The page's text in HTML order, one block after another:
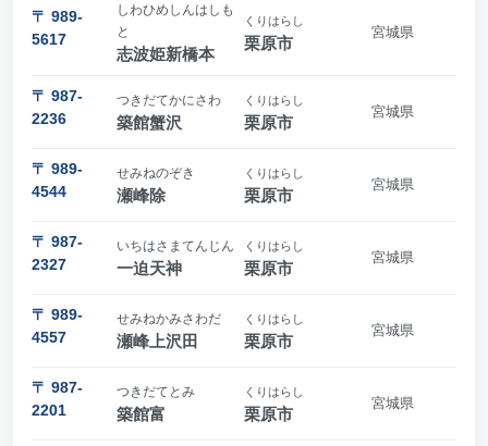
〒 989-
5617
しわひめしんはしも
と
志波姫新橋本
くりはらし
栗原市
宮城県
〒 987-
2236
つきだてかにさわ
築館蟹沢
くりはらし
栗原市
宮城県
〒 989-
4544
せみねのぞき
瀬峰除
くりはらし
栗原市
宮城県
〒 987-
2327
いちはさまてんじん
一迫天神
くりはらし
栗原市
宮城県
〒 989-
4557
せみねかみさわだ
瀬峰上沢田
くりはらし
栗原市
宮城県
〒 987-
2201
つきだてとみ
築館富
くりはらし
栗原市
宮城県